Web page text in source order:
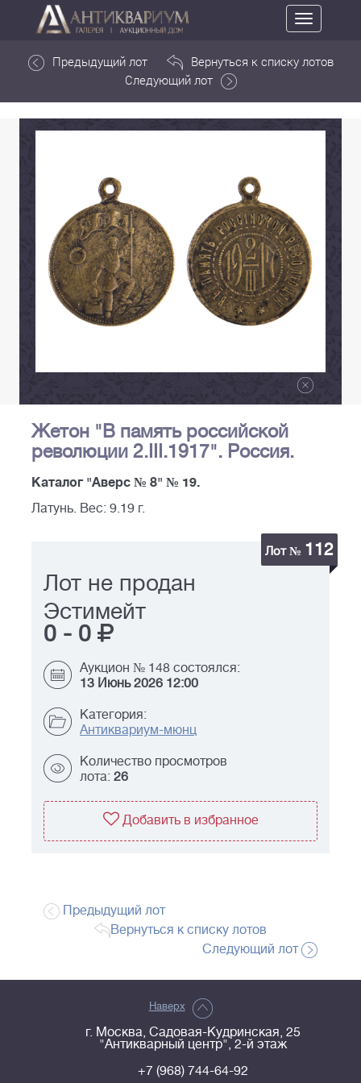
Toggle
navigation
Предыдущий лот
Вернуться к списку лотов
Следующий лот
Жетон "В память российской
революции 2.III.1917". Россия.
Каталог "Аверс № 8" № 19.
Латунь. Вес: 9.19 г.
Лот № 112
Лот не продан
Эстимейт
0 - 0
Аукцион № 148 состоялся:
13 Июнь 2026 12:00
Категория:
Антиквариум-мюнц
Количество просмотров
лота: 26
Добавить в избранное
Предыдущий лот
Вернуться к списку лотов
Следующий лот
Наверх
г. Москва, Садовая-Кудринская, 25
"Антикварный центр", 2-й этаж
+7 (968) 744-64-92